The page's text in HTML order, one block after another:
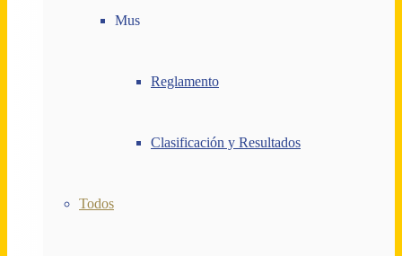
Mus
Reglamento
Clasificación y Resultados
Todos